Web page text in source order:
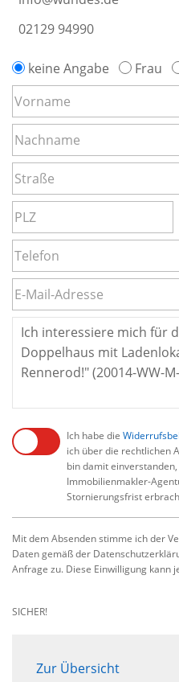
02129 94990
keine Angabe Frau
Ich habe die
ich über die rechtlichen
bin damit
Immobilienmakler-
Stornierungsfrist
Mit dem Absenden stimme ich der
Daten gemäß der
Anfrage zu. Diese Einwilligung kann
SICHER!
Zur Übersicht